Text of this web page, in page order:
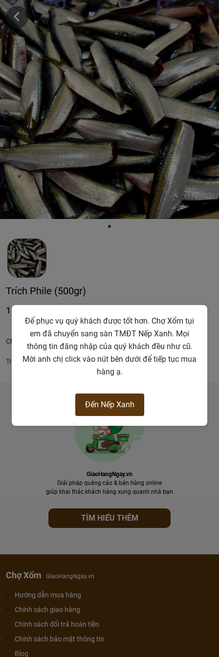
Trích Phile (500gr)
117.500đ
Chi tiết
Trích Phile làm gỏi hoặc tầm bột chiên giòn
GiaoHangNgay.vn
Giải pháp quảng cáo & bán hàng online
giúp khai thác khách hàng xung quanh nhà bạn
TÌM HIỂU THÊM
Chợ Xổm GiaoHangNgay.vn
Hướng dẫn mua hàng
Chính sách giao hàng
Chính sách đổi trả hoàn tiền
Chính sách bảo mật thông tin
Blog
Để phục vụ quý khách được tốt hơn. Chợ Xổm tụi
em đã chuyển sang sàn TMĐT Nếp Xanh. Mọi
thông tin đăng nhập của quý khách đều như cũ.
Mời anh chị click vào nút bên dưới để tiếp tục mua
hàng ạ.
Đến Nếp Xanh